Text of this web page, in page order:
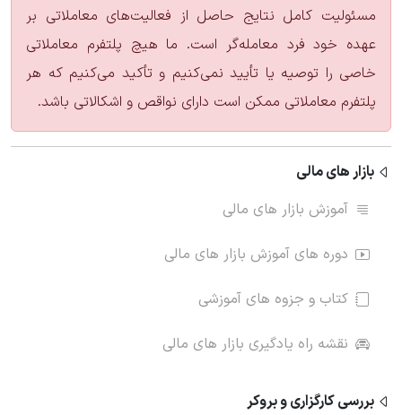
مسئولیت کامل نتایج حاصل از فعالیت‌های معاملاتی بر
عهده خود فرد معامله‌گر است. ما هیچ پلتفرم معاملاتی
خاصی را توصیه یا تأیید نمی‌کنیم و تأکید می‌کنیم که هر
پلتفرم معاملاتی ممکن است دارای نواقص و اشکالاتی باشد.
بازار های مالی
آموزش بازار های مالی
دوره های آموزش بازار های مالی
کتاب و جزوه های آموزشی
نقشه راه یادگیری بازار های مالی
بررسی کارگزاری و بروکر